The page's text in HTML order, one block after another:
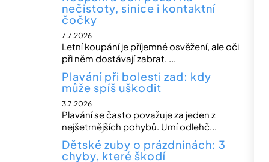
nečistoty, sinice i kontaktní
čočky
7.7.2026
Letní koupání je příjemné osvěžení, ale oči
při něm dostávají zabrat. ...
Plavání při bolesti zad: kdy
může spíš uškodit
3.7.2026
Plavání se často považuje za jeden z
nejšetrnějších pohybů. Umí odlehč...
Dětské zuby o prázdninách: 3
chyby, které škodí